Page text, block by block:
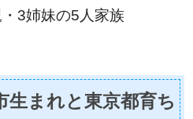
3姉妹の5人家族
生まれと東京都育ち